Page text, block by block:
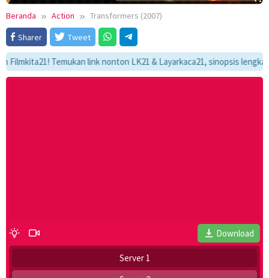
Beranda Action
Transformers (2007)
Sharer
Tweet
Temukan link nonton LK21 & Layarkaca21, sinopsis lengkap,
Download
Server 1